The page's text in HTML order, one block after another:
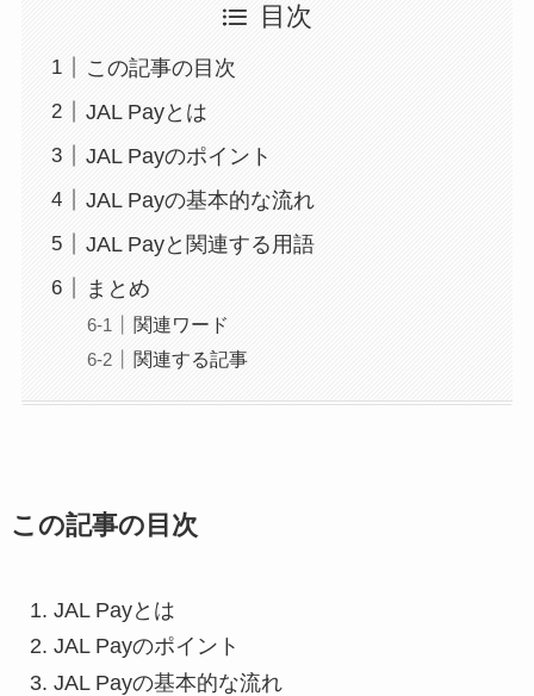
目次
この記事の目次
JAL Payとは
JAL Payのポイント
JAL Payの基本的な流れ
JAL Payと関連する用語
まとめ
関連ワード
関連する記事
この記事の目次
JAL Payとは
JAL Payのポイント
JAL Payの基本的な流れ